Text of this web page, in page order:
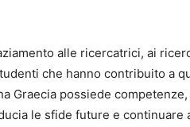
alle ricercatrici, ai
che hanno contribuito a
Graecia possiede
le sfide future e continuare